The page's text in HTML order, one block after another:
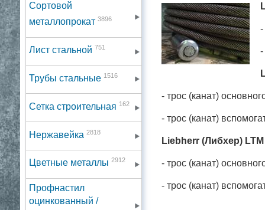
Сортовой
металлопрокат 3896
Лист стальной 751
Трубы стальные 1516
Сетка строительная 162
Нержавейка 2818
Цветные металлы 2912
Профнастил
оцинкованный /
- трос (канат)
- трос (канат)
Liebherr (Либхер) LTM
- трос (канат)
- трос (канат)